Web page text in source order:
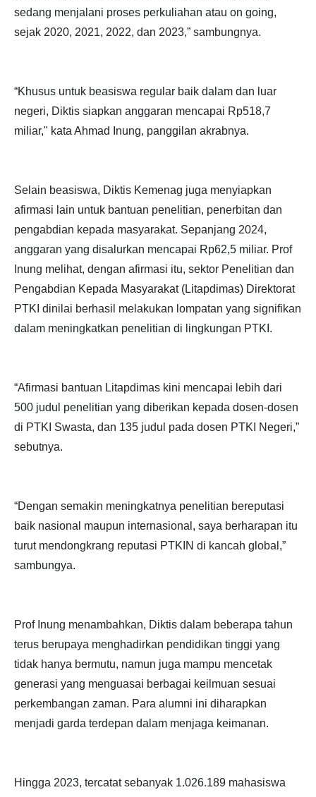
sedang menjalani proses perkuliahan atau on going,
sejak 2020, 2021, 2022, dan 2023,” sambungnya.
“Khusus untuk beasiswa regular baik dalam dan luar
negeri, Diktis siapkan anggaran mencapai Rp518,7
miliar," kata Ahmad Inung, panggilan akrabnya.
Selain beasiswa, Diktis Kemenag juga menyiapkan
afirmasi lain untuk bantuan penelitian, penerbitan dan
pengabdian kepada masyarakat. Sepanjang 2024,
anggaran yang disalurkan mencapai Rp62,5 miliar. Prof
Inung melihat, dengan afirmasi itu, sektor Penelitian dan
Pengabdian Kepada Masyarakat (Litapdimas) Direktorat
PTKI dinilai berhasil melakukan lompatan yang signifikan
dalam meningkatkan penelitian di lingkungan PTKI.
“Afirmasi bantuan Litapdimas kini mencapai lebih dari
500 judul penelitian yang diberikan kepada dosen-dosen
di PTKI Swasta, dan 135 judul pada dosen PTKI Negeri,”
sebutnya.
“Dengan semakin meningkatnya penelitian bereputasi
baik nasional maupun internasional, saya berharapan itu
turut mendongkrang reputasi PTKIN di kancah global,”
sambungya.
Prof Inung menambahkan, Diktis dalam beberapa tahun
terus berupaya menghadirkan pendidikan tinggi yang
tidak hanya bermutu, namun juga mampu mencetak
generasi yang menguasai berbagai keilmuan sesuai
perkembangan zaman. Para alumni ini diharapkan
menjadi garda terdepan dalam menjaga keimanan.
Hingga 2023, tercatat sebanyak 1.026.189 mahasiswa